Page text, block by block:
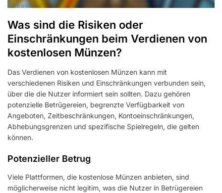
Was sind die Risiken oder
Einschränkungen beim Verdienen von
kostenlosen Münzen?
Das Verdienen von kostenlosen Münzen kann mit
verschiedenen Risiken und Einschränkungen verbunden sein,
über die die Nutzer informiert sein sollten. Dazu gehören
potenzielle Betrügereien, begrenzte Verfügbarkeit von
Angeboten, Zeitbeschränkungen, Kontoeinschränkungen,
Abhebungsgrenzen und spezifische Spielregeln, die gelten
können.
Potenzieller Betrug
Viele Plattformen, die kostenlose Münzen anbieten, sind
möglicherweise nicht legitim, was die Nutzer in Betrügereien